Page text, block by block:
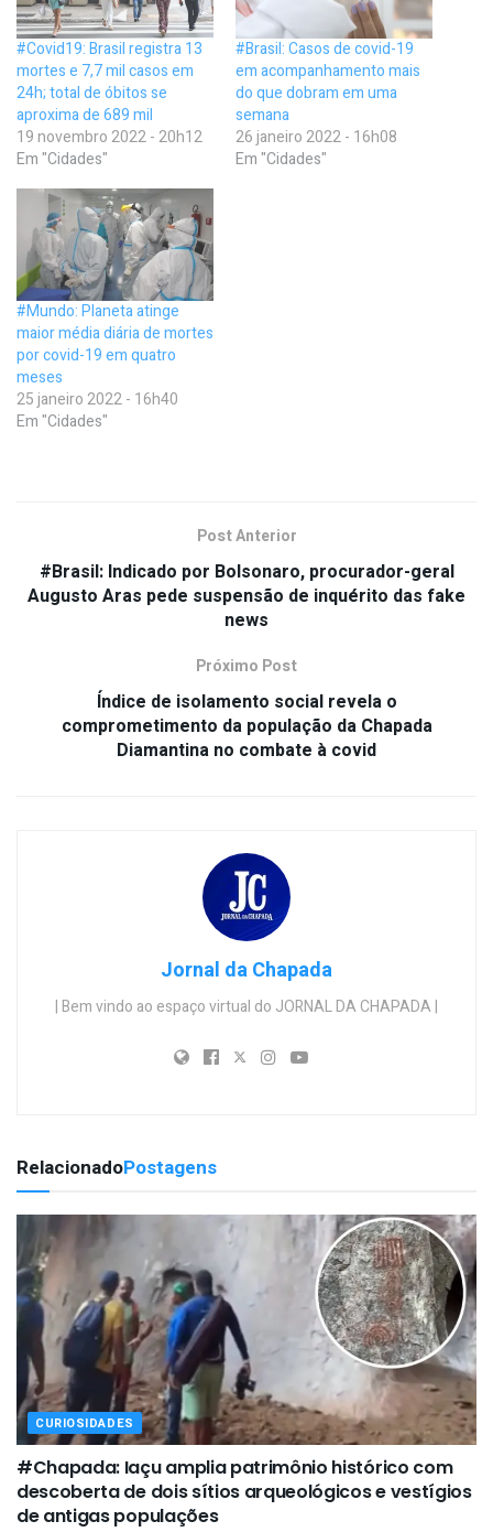
#Covid19: Brasil registra 13
mortes e 7,7 mil casos em
24h; total de óbitos se
aproxima de 689 mil
19 novembro 2022 - 20h12
Em "Cidades"
#Brasil: Casos de covid-19
em acompanhamento mais
do que dobram em uma
semana
26 janeiro 2022 - 16h08
Em "Cidades"
#Mundo: Planeta atinge
maior média diária de mortes
por covid-19 em quatro
meses
25 janeiro 2022 - 16h40
Em "Cidades"
Post Anterior
#Brasil: Indicado por Bolsonaro, procurador-geral
Augusto Aras pede suspensão de inquérito das fake
news
Próximo Post
Índice de isolamento social revela o
comprometimento da população da Chapada
Diamantina no combate à covid
Jornal da Chapada
| Bem vindo ao espaço virtual do JORNAL DA CHAPADA |
RelacionadoPostagens
CURIOSIDADES
#Chapada: Iaçu amplia patrimônio histórico com
descoberta de dois sítios arqueológicos e vestígios
de antigas populações